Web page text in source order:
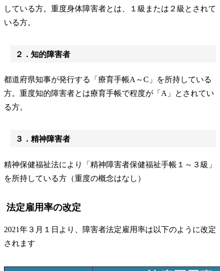
している方。重度身体障害者とは、１級または２級とされて
いる方。
２．知的障害者
都道府県知事が発行する「療育手帳A～C」を所持している
方。重度知的障害者とは療育手帳で程度が「A」とされてい
る方。
３．精神障害者
精神保健福祉法により「精神障害者保健福祉手帳１～３級」
を所持している方（重度の概念はなし）
法定雇用率の改定
2021年３月１日より、障害者法定雇用率は以下のように改定
されます